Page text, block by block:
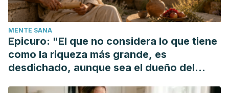
human respiratory syncytial virus in human respiratory tract
cell lines. J Ethnopharmacol. 2013;
Raal A, Volmer D, Sõukand R, Hratkevitš S, Kalle R.
Complementary Treatment of the Common Cold and Flu
with Medicinal Plants - Results from Two Samples of
Allan GM, Arroll B. Prevention and treatment of the common
MENTE SANA
Epicuro: "El que no considera lo que tiene
como la riqueza más grande, es
desdichado, aunque sea el dueño del